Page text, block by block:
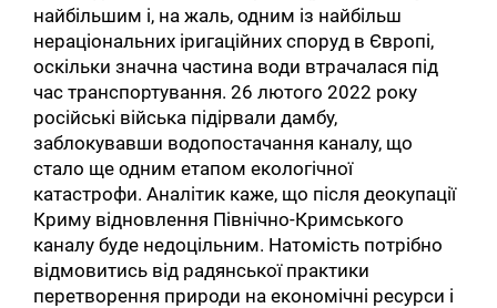
найбільшим і, на жаль, одним із найбільш
нераціональних іригаційних споруд в Європі,
оскільки значна частина води втрачалася під
час транспортування. 26 лютого 2022 року
російські війська підірвали дамбу,
заблокувавши водопостачання каналу, що
стало ще одним етапом екологічної
катастрофи. Аналітик каже, що після деокупації
Криму відновлення Північно-Кримського
каналу буде недоцільним. Натомість потрібно
відмовитись від радянської практики
перетворення природи на економічні ресурси і